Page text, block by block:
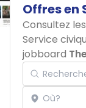
Offresen
Consultez
Service
jobboard
Rechercher
Localisation